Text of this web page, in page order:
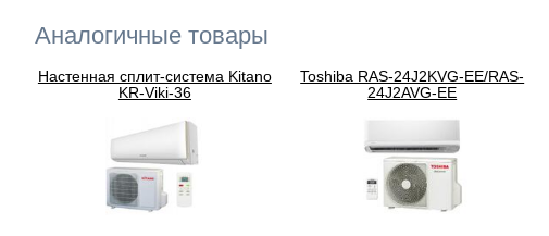
Аналогичные товары
Настенная сплит-система Kitano
KR-Viki-36
Toshiba RAS-24J2KVG-EE/RAS-
24J2AVG-EE